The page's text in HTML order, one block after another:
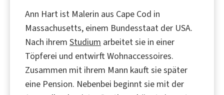
Ann Hart ist Malerin aus Cape Cod in
Massachusetts, einem Bundesstaat der USA.
Nach ihrem Studium arbeitet sie in einer
Töpferei und entwirft Wohnaccessoires.
Zusammen mit ihrem Mann kauft sie später
eine Pension. Nebenbei beginnt sie mit der